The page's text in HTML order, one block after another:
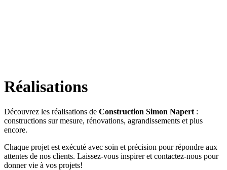
Réalisations
Découvrez les réalisations de Construction Simon Napert :
constructions sur mesure, rénovations, agrandissements et plus
encore.
Chaque projet est exécuté avec soin et précision pour répondre aux
attentes de nos clients. Laissez-vous inspirer et contactez-nous pour
donner vie à vos projets!